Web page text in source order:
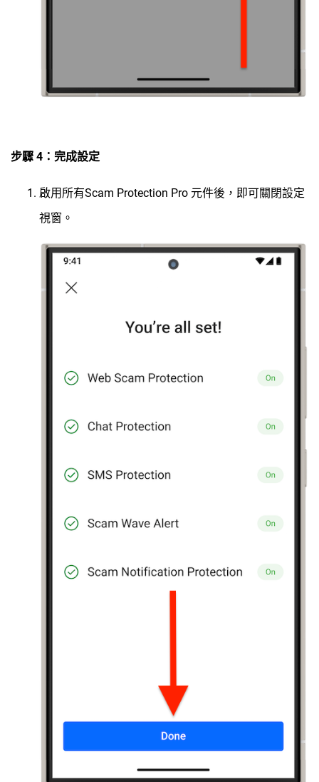
步驟 4：完成設定
啟用所有Scam Protection Pro 元件後，即可關閉設定
視窗。